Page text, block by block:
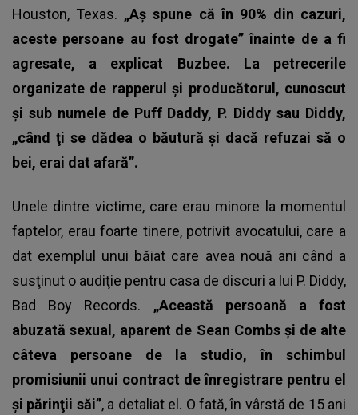
Houston, Texas. „Aş spune că în 90% din cazuri,
aceste persoane au fost drogate” înainte de a fi
agresate, a explicat Buzbee. La petrecerile
organizate de rapperul şi producătorul, cunoscut
şi sub numele de Puff Daddy, P. Diddy sau Diddy,
„când ţi se dădea o băutură şi dacă refuzai să o
bei, erai dat afară”.
Unele dintre victime, care erau minore la momentul
faptelor, erau foarte tinere, potrivit avocatului, care a
dat exemplul unui băiat care avea nouă ani când a
susţinut o audiţie pentru casa de discuri a lui P. Diddy,
Bad Boy Records. „Această persoană a fost
abuzată sexual, aparent de Sean Combs şi de alte
câteva persoane de la studio, în schimbul
promisiunii unui contract de înregistrare pentru el
şi părinţii săi”, a detaliat el. O fată, în vârstă de 15 ani